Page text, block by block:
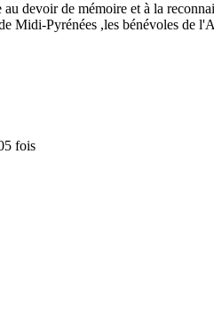
devoir de mémoire et à la
Midi-Pyrénées ,les bénévoles de
fois